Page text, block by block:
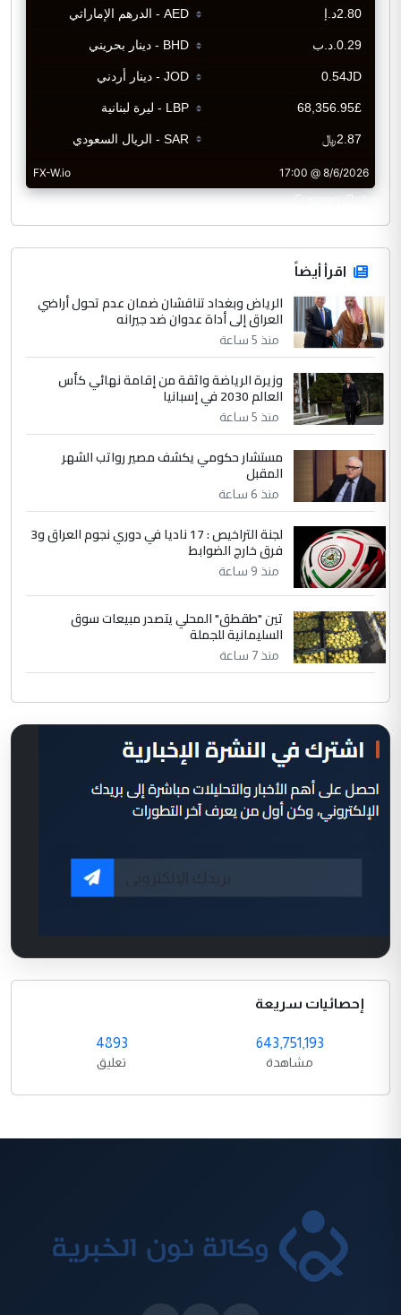
CurrencyRate
اقرأ أيضاً
الرياض وبغداد تناقشان ضمان عدم تحول أراضي
العراق إلى أداة عدوان ضد جيرانه
منذ 5 ساعة
وزيرة الرياضة واثقة من إقامة نهائي كأس
العالم 2030 في إسبانيا
منذ 5 ساعة
مستشار حكومي يكشف مصير رواتب الشهر
المقبل
منذ 6 ساعة
لجنة التراخيص : 17 ناديا في دوري نجوم العراق و3
فرق خارج الضوابط
منذ 9 ساعة
تين "طقطق" المحلي يتصدر مبيعات سوق
السليمانية للجملة
منذ 7 ساعة
إحصائيات سريعة
643,751,193
مشاهدة
4893
تعليق